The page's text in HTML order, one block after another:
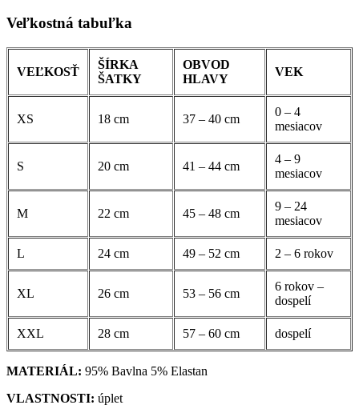
Veľkostná tabuľka
VEĽKOSŤ
ŠÍRKA
ŠATKY
OBVOD
HLAVY
VEK
XS 18 cm 37 – 40 cm
0 – 4
mesiacov
S 20 cm 41 – 44 cm
4 – 9
mesiacov
M 22 cm 45 – 48 cm
9 – 24
mesiacov
L 24 cm 49 – 52 cm 2 – 6 rokov
XL 26 cm 53 – 56 cm
6 rokov –
dospelí
XXL 28 cm 57 – 60 cm dospelí
MATERIÁL: 95% Bavlna 5% Elastan
VLASTNOSTI: úplet